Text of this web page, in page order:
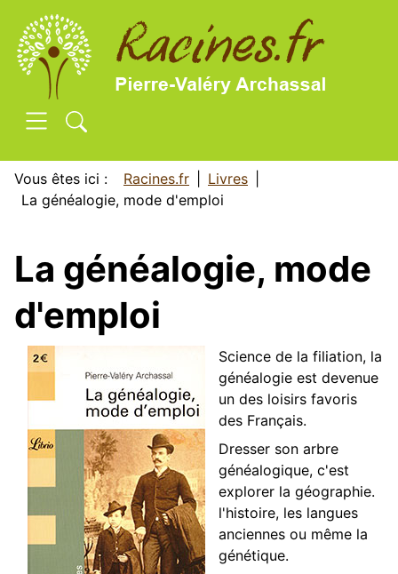
SKIP TO MAIN CONTENT
Vous êtes ici : Racines.fr
Livres
La généalogie, mode d'emploi
La généalogie, mode
d'emploi
Science de la filiation, la
généalogie est devenue
un des loisirs favoris
des Français.
Dresser son arbre
généalogique, c'est
explorer la géographie.
l'histoire, les langues
anciennes ou même la
génétique.